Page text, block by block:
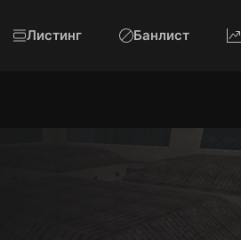
Листинг Банлист